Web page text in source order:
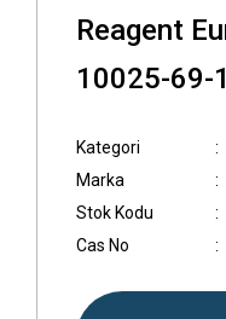
Reagent
10025-69-
Kategori
Marka
Stok Kodu
Cas No